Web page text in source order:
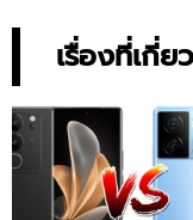
เรื่องที่เกี่ย